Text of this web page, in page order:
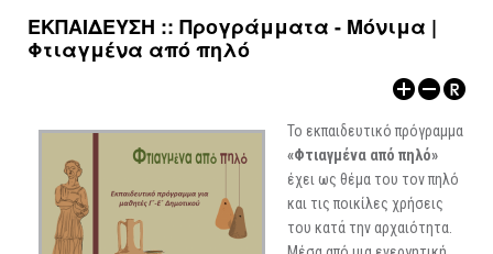
Νέα
ΕΚΔΟΣΕΙΣ
ΕΚΠΑΙΔΕΥΣΗ :: Προγράμματα - Μόνιμα |
Φτιαγμένα από πηλό
Το εκπαιδευτικό πρόγραμμα
«Φτιαγμένα από πηλό»
έχει ως θέμα του τον πηλό
και τις ποικίλες χρήσεις
του κατά την αρχαιότητα.